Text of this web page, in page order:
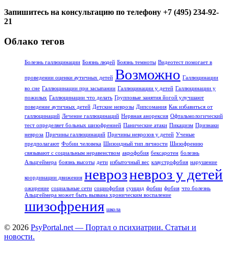
Запишитесь на консультацию по телефону +7 (495) 234-92-
21
Облако тегов
Болезнь галлюцинации Боязнь людей Боязнь темноты Видеотест помогает в
проведении оценки аутичных детей Возможно Галлюцинации
во сне Галлюцинации при засыпании Галлюцинации у детей Галлюцинации у
пожилых Галлюцинации что делать Групповые занятия йогой улучшают
поведение аутичных детей Детские неврозы Дипсомания Как избавиться от
галлюцинаций Лечение галлюцинаций Нервная анорексия Офтальмологический
тест определяет больных шизофренией Панические атаки Пикацизм Признаки
невроза Причины галлюцинаций Причины неврозов у детей Ученые
предполагают Фобии человека Шизоидный тип личности Шизофрению
связывают с социальным неравенством акрофобия бексаротен болезнь
Альцгеймера боязнь высоты дети избыточный вес клаустрофобия нарушение
координации движения неврозневроз у детей
ожирение социальные сети социофобия суицид фобии фобия что болезнь
Альцгеймера может быть вызвана хроническим воспаление
шизофрения школа
© 2026 PsyPortal.net — Портал о психиатрии. Статьи и
новости.